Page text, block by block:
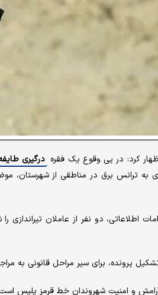
کرد: در پی وقوع یک فقره درگیری
به ترانس برق در مناطقی از شهرستان،
اطلاعاتی، دو نفر از عاملان تیراندازی
پرونده، برای سیر مراحل قانونی به
و امنیت شهروندان خط قرمز پلیس